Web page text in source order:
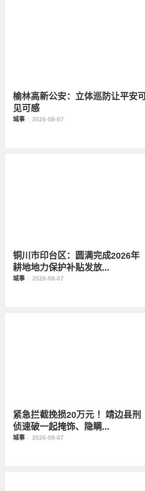
榆林高新公安：立体巡防让平安可
见可感
城事 2026-08-07
铜川市印台区：圆满完成2026年
耕地地力保护补贴发放...
城事 2026-08-07
紧急拦截挽损20万元 ！靖边县刑
侦速破一起掩饰、隐瞒...
城事 2026-08-07